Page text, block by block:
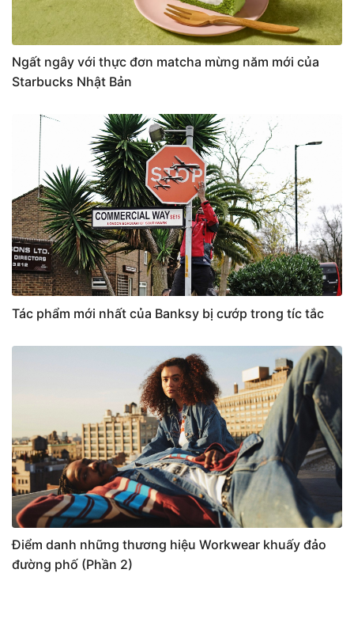
Ngất ngây với thực đơn matcha mừng năm mới của
Starbucks Nhật Bản
Tác phẩm mới nhất của Banksy bị cướp trong tíc tắc
Điểm danh những thương hiệu Workwear khuấy đảo
đường phố (Phần 2)